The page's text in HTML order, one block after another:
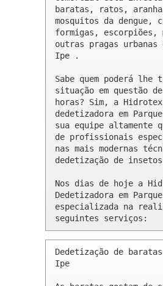
baratas, ratos,
mosquitos da dengue,
formigas, escorpiões,
outras pragas urbanas
Ipe .
Sabe quem poderá lhe
situação em questão
horas? Sim, a Hidrotex
dedetizadora em
sua equipe altamente
de profissionais
nas mais modernas
dedetização de
Nos dias de hoje a
Dedetizadora em
especializada na
seguintes serviços:
Dedetização de baratas
Ipe